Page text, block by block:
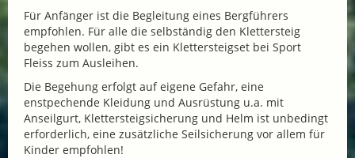
Für Anfänger ist die Begleitung eines Bergführers
empfohlen. Für alle die selbständig den Klettersteig
begehen wollen, gibt es ein Klettersteigset bei Sport
Fleiss zum Ausleihen.
Die Begehung erfolgt auf eigene Gefahr, eine
enstpechende Kleidung und Ausrüstung u.a. mit
Anseilgurt, Klettersteigsicherung und Helm ist unbedingt
erforderlich, eine zusätzliche Seilsicherung vor allem für
Kinder empfohlen!